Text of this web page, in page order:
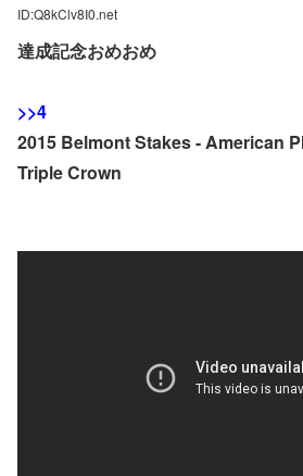
ID:Q8kClv8I0.net
達成記念おめおめ
>>4
2015 Belmont Stakes - American
Triple Crown